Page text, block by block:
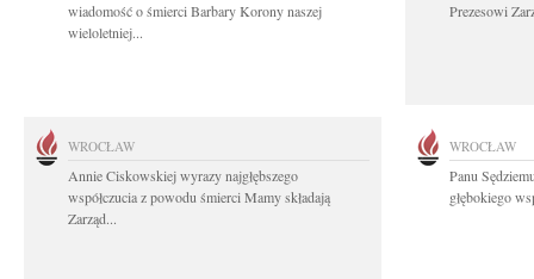
wiadomość o śmierci Barbary Korony naszej
wieloletniej...
Prezesowi
WROCŁAW
Annie Ciskowskiej wyrazy najgłębszego
współczucia z powodu śmierci Mamy składają
Zarząd...
WROCŁAW
Panu
głębokiego